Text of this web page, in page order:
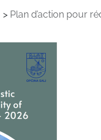
Plan d’action pour